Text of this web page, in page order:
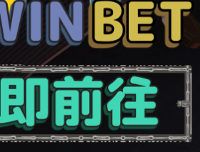
應超預期辦事感知。
制、康健辦事運營、辦事定制控
用戶認證線上 德州。截至2021年
加18，全年線上辦事超226億人
節點、58萬個常識點，蓋住1063